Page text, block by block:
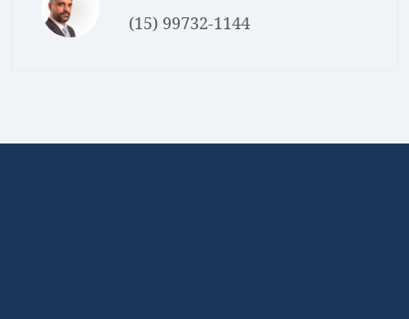
(15) 99732-1144